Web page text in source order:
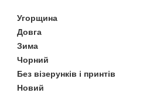
Угорщина
Довга
Зима
Чорний
Без візерунків і принтів
Новий